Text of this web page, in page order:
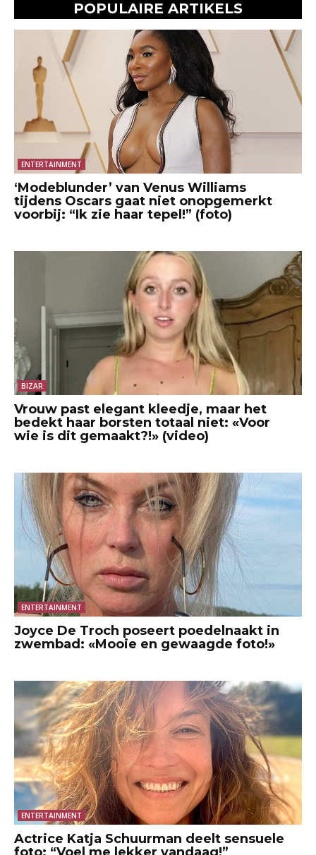
POPULAIRE ARTIKELS
ENTERTAINMENT
‘Modeblunder’ van Venus Williams
tijdens Oscars gaat niet onopgemerkt
voorbij: “Ik zie haar tepel!” (foto)
BIZAR
Vrouw past elegant kleedje, maar het
bedekt haar borsten totaal niet: «Voor
wie is dit gemaakt?!» (video)
ENTERTAINMENT
Joyce De Troch poseert poedelnaakt in
zwembad: «Mooie en gewaagde foto!»
ENTERTAINMENT
Actrice Katja Schuurman deelt sensuele